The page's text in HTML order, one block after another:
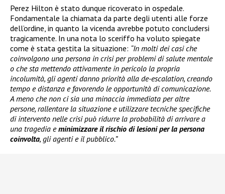
Perez Hilton è stato dunque ricoverato in ospedale.
Fondamentale la chiamata da parte degli utenti alle forze
dell’ordine, in quanto la vicenda avrebbe potuto concludersi
tragicamente. In una nota lo sceriffo ha voluto spiegate
come è stata gestita la situazione: “In molti dei casi che
coinvolgono una persona in crisi per problemi di salute mentale
o che sta mettendo attivamente in pericolo la propria
incolumità, gli agenti danno priorità alla de-escalation, creando
tempo e distanza e favorendo le opportunità di comunicazione.
A meno che non ci sia una minaccia immediata per altre
persone, rallentare la situazione e utilizzare tecniche specifiche
di intervento nelle crisi può ridurre la probabilità di arrivare a
una tragedia eminimizzare il rischio di lesioni per la persona
coinvolta, gli agenti e il pubblico.”